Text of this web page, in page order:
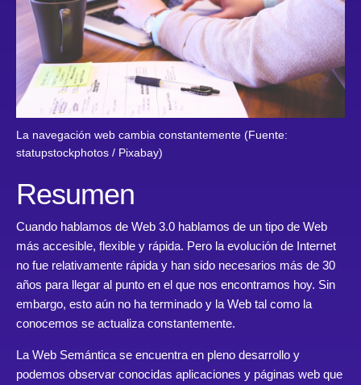
La navegación web cambia constantemente (Fuente:
statupstockphotos / Pixabay)
Resumen
Cuando hablamos de Web 3.0 hablamos de un tipo de Web
más accesible, flexible y rápida. Pero la evolución de Internet
no fue relativamente rápida y han sido necesarios más de 30
años para llegar al punto en el que nos encontramos hoy. Sin
embargo, esto aún no ha terminado y la Web tal como la
conocemos se actualiza constantemente.
La Web Semántica se encuentra en pleno desarrollo y
podemos observar conocidas aplicaciones y páginas web que